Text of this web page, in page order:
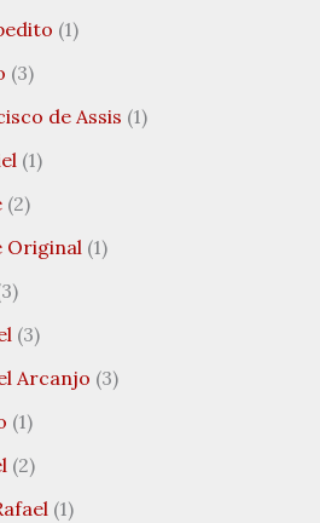
(1)
(3)
de Assis (1)
(1)
(2)
Original(1)
(3)
Arcanjo (3)
(1)
(2)
(1)